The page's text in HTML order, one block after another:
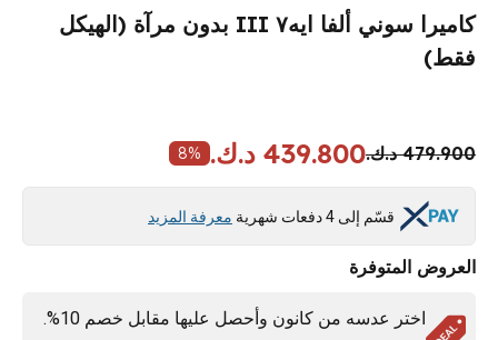
كاميرا سوني ألفا ايه٧ III بدون مرآة (الهيكل
فقط)
479.900 د.ك. 439.800 د.ك. 8%
قسّم إلى 4 دفعات شهرية معرفة المزيد
العروض المتوفرة
اختر عدسه من كانون وأحصل عليها مقابل خصم 10%.